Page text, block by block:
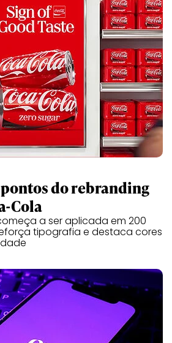
do rebranding
Cola
a ser aplicada em 200
tipografia e destaca cores